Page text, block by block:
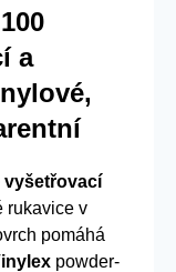
a
vyšetřovací
rukavice v
pomáhá
powder-